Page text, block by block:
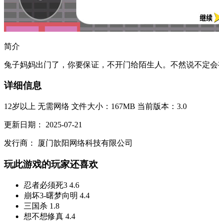
简介
兔子妈妈出门了，你要保证，不开门给陌生人。不然说不定
详细信息
12岁以上 无需网络 文件大小：167MB 当前版本：3.0
更新日期： 2025-07-21
发行商： 厦门歆阳网络科技有限公司
玩此游戏的玩家还喜欢
忍者必须死3 4.6
崩坏3-曙梦向明 4.4
三国杀 1.8
想不想修真 4.4